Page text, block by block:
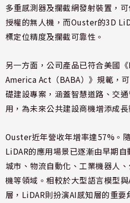
多重感測器及攔截網發射裝置，
授權的無人機，而Ouster的3D
標定位精度及攔截可靠性。
另一方面，公司產品已符合美國
America Act（BABA）》規範，
礎建設專案，涵蓋智慧道路、交
用，為未來公共建設商機增添成長
Ouster近年營收年增率達57%。
LiDAR的應用場景已逐漸由早期
城市、物流自動化、工業機器人
機等領域。相較於大型語言模型
層，LiDAR則扮演AI感知層的重